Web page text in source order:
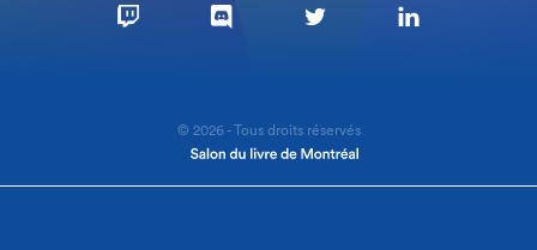
© 2026 - Tous droits réservés